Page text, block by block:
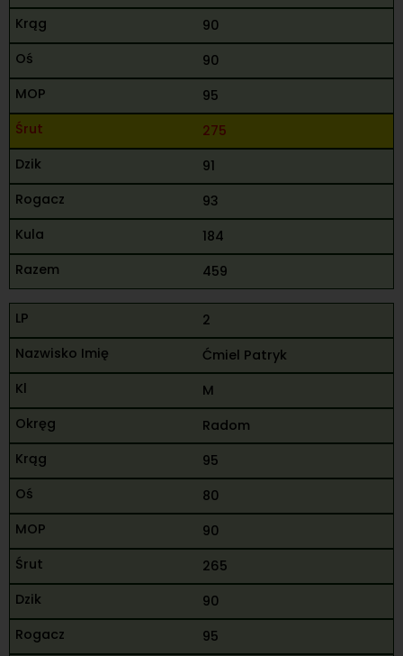
90
90
95
275
91
93
184
459
2
Ćmiel Patryk
M
Radom
95
80
90
265
90
95